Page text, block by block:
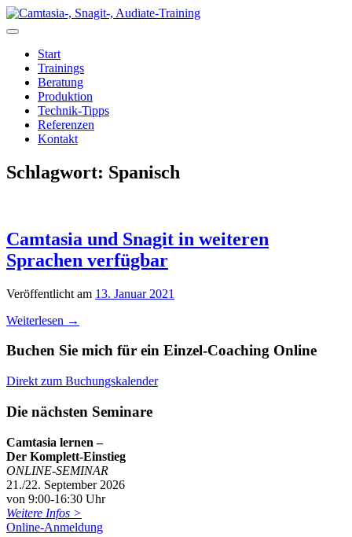
Zum
Inhalt
Start
Trainings
Beratung
Produktion
Technik-Tipps
Referenzen
Kontakt
Schlagwort: Spanisch
Camtasia und Snagit in weiteren
Sprachen verfügbar
Veröffentlicht am 13. Januar 2021
Weiterlesen →
Buchen Sie mich für ein Einzel-Coaching Online
Direkt zum Buchungskalender
Die nächsten Seminare
Camtasia lernen –
Der Komplett-Einstieg
ONLINE-SEMINAR
21./22. September 2026
von 9:00-16:30 Uhr
Weitere Infos >
Online-Anmeldung